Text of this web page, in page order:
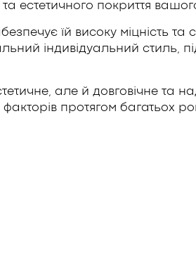
естетичного покриття
їй високу міцність та
індивідуальний стиль,
але й довговічне та
протягом багатьох